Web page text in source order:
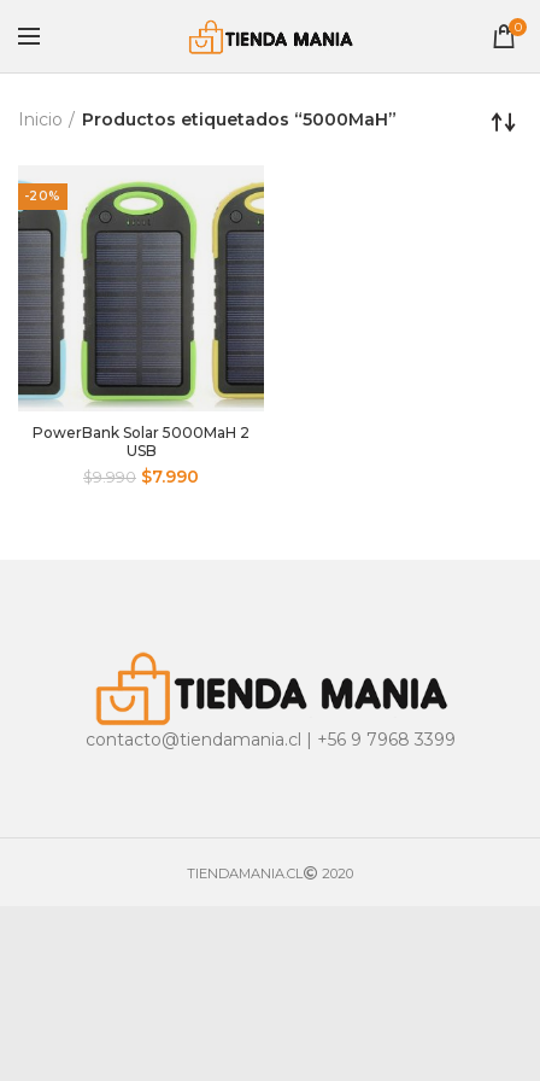
0
Inicio Productos etiquetados “5000MaH”
-20%
PowerBank Solar 5000MaH 2
USB
$9.990 $7.990
contacto@tiendamania.cl | +56 9 7968 3399
TIENDAMANIA.CL 2020